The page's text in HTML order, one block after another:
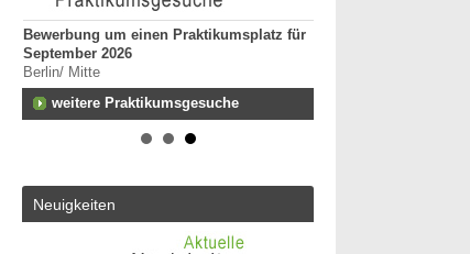
Bewerbung um einen Praktikumsplatz für
September 2026
Berlin/ Mitte
weitere Praktikumsgesuche
Neuigkeiten